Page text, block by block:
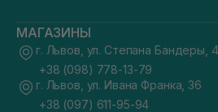
МАГАЗИНЫ
г. Львов, ул. Степана Бандеры,
+38 (098) 778-13-79
г. Львов, ул. Ивана Франка, 36
+38 (097) 611-95-94